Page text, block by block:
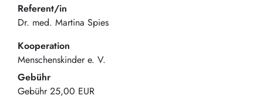
Referent/in
Dr. med. Martina Spies
Kooperation
Menschenskinder e. V.
Gebühr
Gebühr 25,00 EUR